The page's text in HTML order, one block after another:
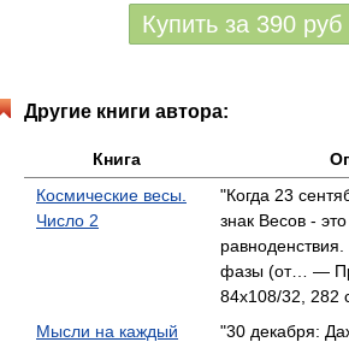
Купить за 390 руб
Другие книги автора:
Книга
Космические весы.
Число 2
"Когда 23
знак Весов -
фазы (от… —
84x108/32, 282
Мысли на каждый
"30 декабря: